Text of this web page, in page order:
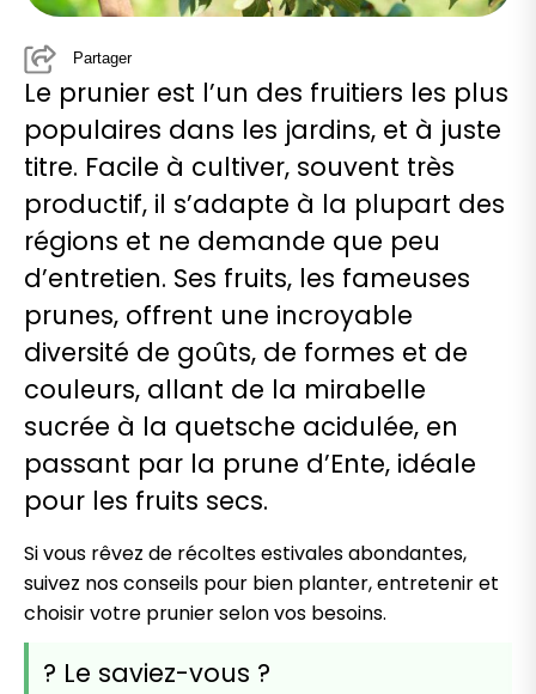
Partager
Le prunier est l’un des fruitiers les plus
populaires dans les jardins, et à juste
titre. Facile à cultiver, souvent très
productif, il s’adapte à la plupart des
régions et ne demande que peu
d’entretien. Ses fruits, les fameuses
prunes, offrent une incroyable
diversité de goûts, de formes et de
couleurs, allant de la mirabelle
sucrée à la quetsche acidulée, en
passant par la prune d’Ente, idéale
pour les fruits secs.
Si vous rêvez de récoltes estivales abondantes,
suivez nos conseils pour bien planter, entretenir et
choisir votre prunier selon vos besoins.
? Le saviez-vous ?